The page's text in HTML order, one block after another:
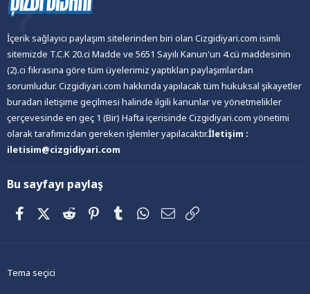
İçerik sağlayıcı paylaşım sitelerinden biri olan Cizgidiyari.com isimli
sitemizde T.C.K 20.ci Madde ve 5651 Sayılı Kanun'un 4.cü maddesinin
(2).ci fıkrasına göre tüm üyelerimiz yaptıkları paylaşımlardan
sorumludur. Cizgidiyari.com hakkında yapılacak tüm hukuksal şikayetler
buradan iletişime geçilmesi halinde ilgili kanunlar ve yönetmelikler
çerçevesinde en geç 1 (Bir) Hafta içerisinde Cizgidiyari.com yönetimi
olarak tarafımızdan gereken işlemler yapılacaktır.İletişim :
iletisim@cizgidiyari.com
Bu sayfayı paylaş
FacebookX (Twitter)
Reddit PinterestTumblrWhatsApp
E-posta
Tema seçici